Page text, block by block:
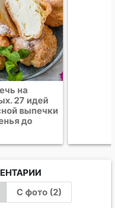
Яблочные
треугольники из
теста фило
С фото (2)